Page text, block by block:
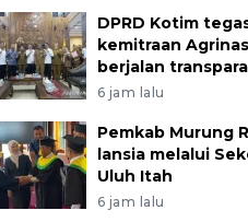
DPRD Kotim
kemitraan
berjalan
6 jam lalu
Pemkab Murung
lansia melalui
Uluh Itah
6 jam lalu